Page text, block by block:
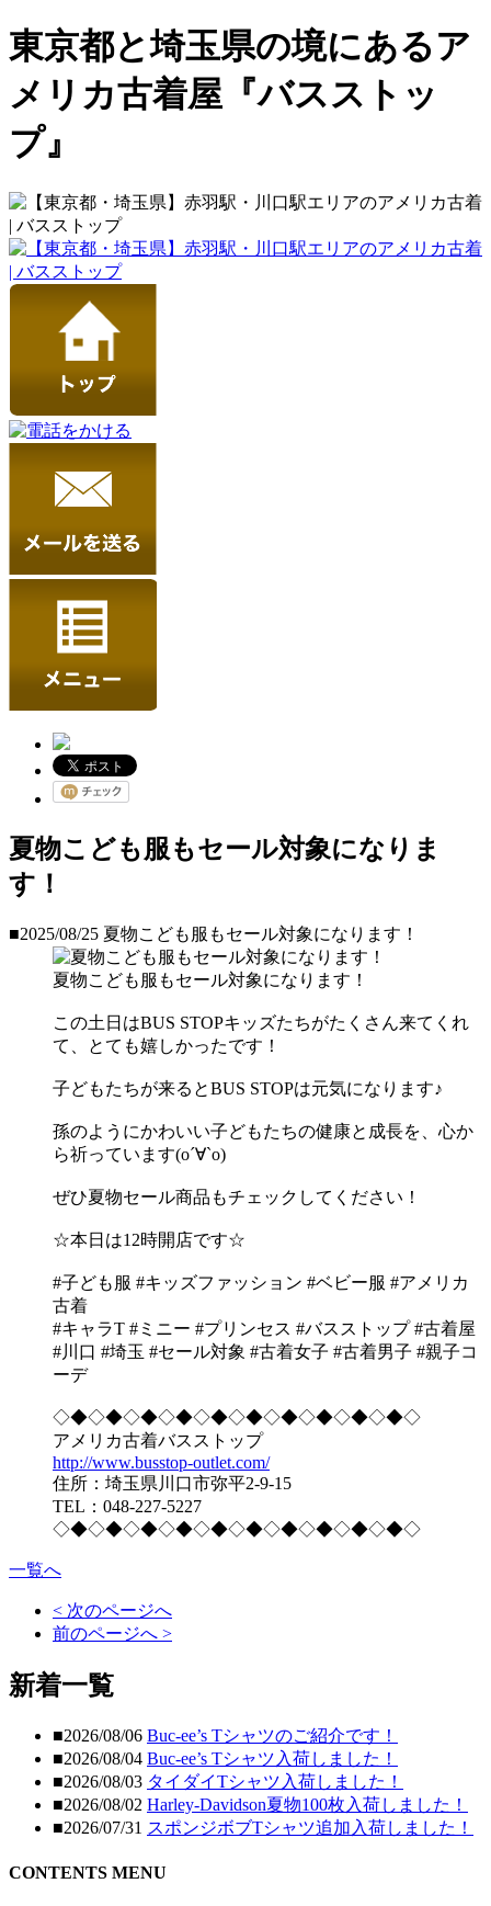
東京都と埼玉県の境にあるア
メリカ古着屋『バスストッ
プ』
夏物こども服もセール対象になりま
す！
■2025/08/25 夏物こども服もセール対象になります！
夏物こども服もセール対象になります！
この土日はBUS STOPキッズたちがたくさん来てくれ
て、とても嬉しかったです！
子どもたちが来るとBUS STOPは元気になります♪
孫のようにかわいい子どもたちの健康と成長を、心か
ら祈っています(о´∀`о)
ぜひ夏物セール商品もチェックしてください！
☆本日は12時開店です☆
#子ども服 #キッズファッション #ベビー服 #アメリカ
古着
#キャラT #ミニー #プリンセス #バスストップ #古着屋
#川口 #埼玉 #セール対象 #古着女子 #古着男子 #親子コ
ーデ
◇◆◇◆◇◆◇◆◇◆◇◆◇◆◇◆◇◆◇◆◇
アメリカ古着バスストップ
http://www.busstop-outlet.com/
住所：埼玉県川口市弥平2-9-15
TEL：048-227-5227
◇◆◇◆◇◆◇◆◇◆◇◆◇◆◇◆◇◆◇◆◇
一覧へ
< 次のページへ
前のページへ >
新着一覧
■2026/08/06 Buc-ee’s Tシャツのご紹介です！
■2026/08/04 Buc-ee’s Tシャツ入荷しました！
■2026/08/03 タイダイTシャツ入荷しました！
■2026/08/02 Harley-Davidson夏物100枚入荷しました！
■2026/07/31 スポンジボブTシャツ追加入荷しました！
CONTENTS MENU